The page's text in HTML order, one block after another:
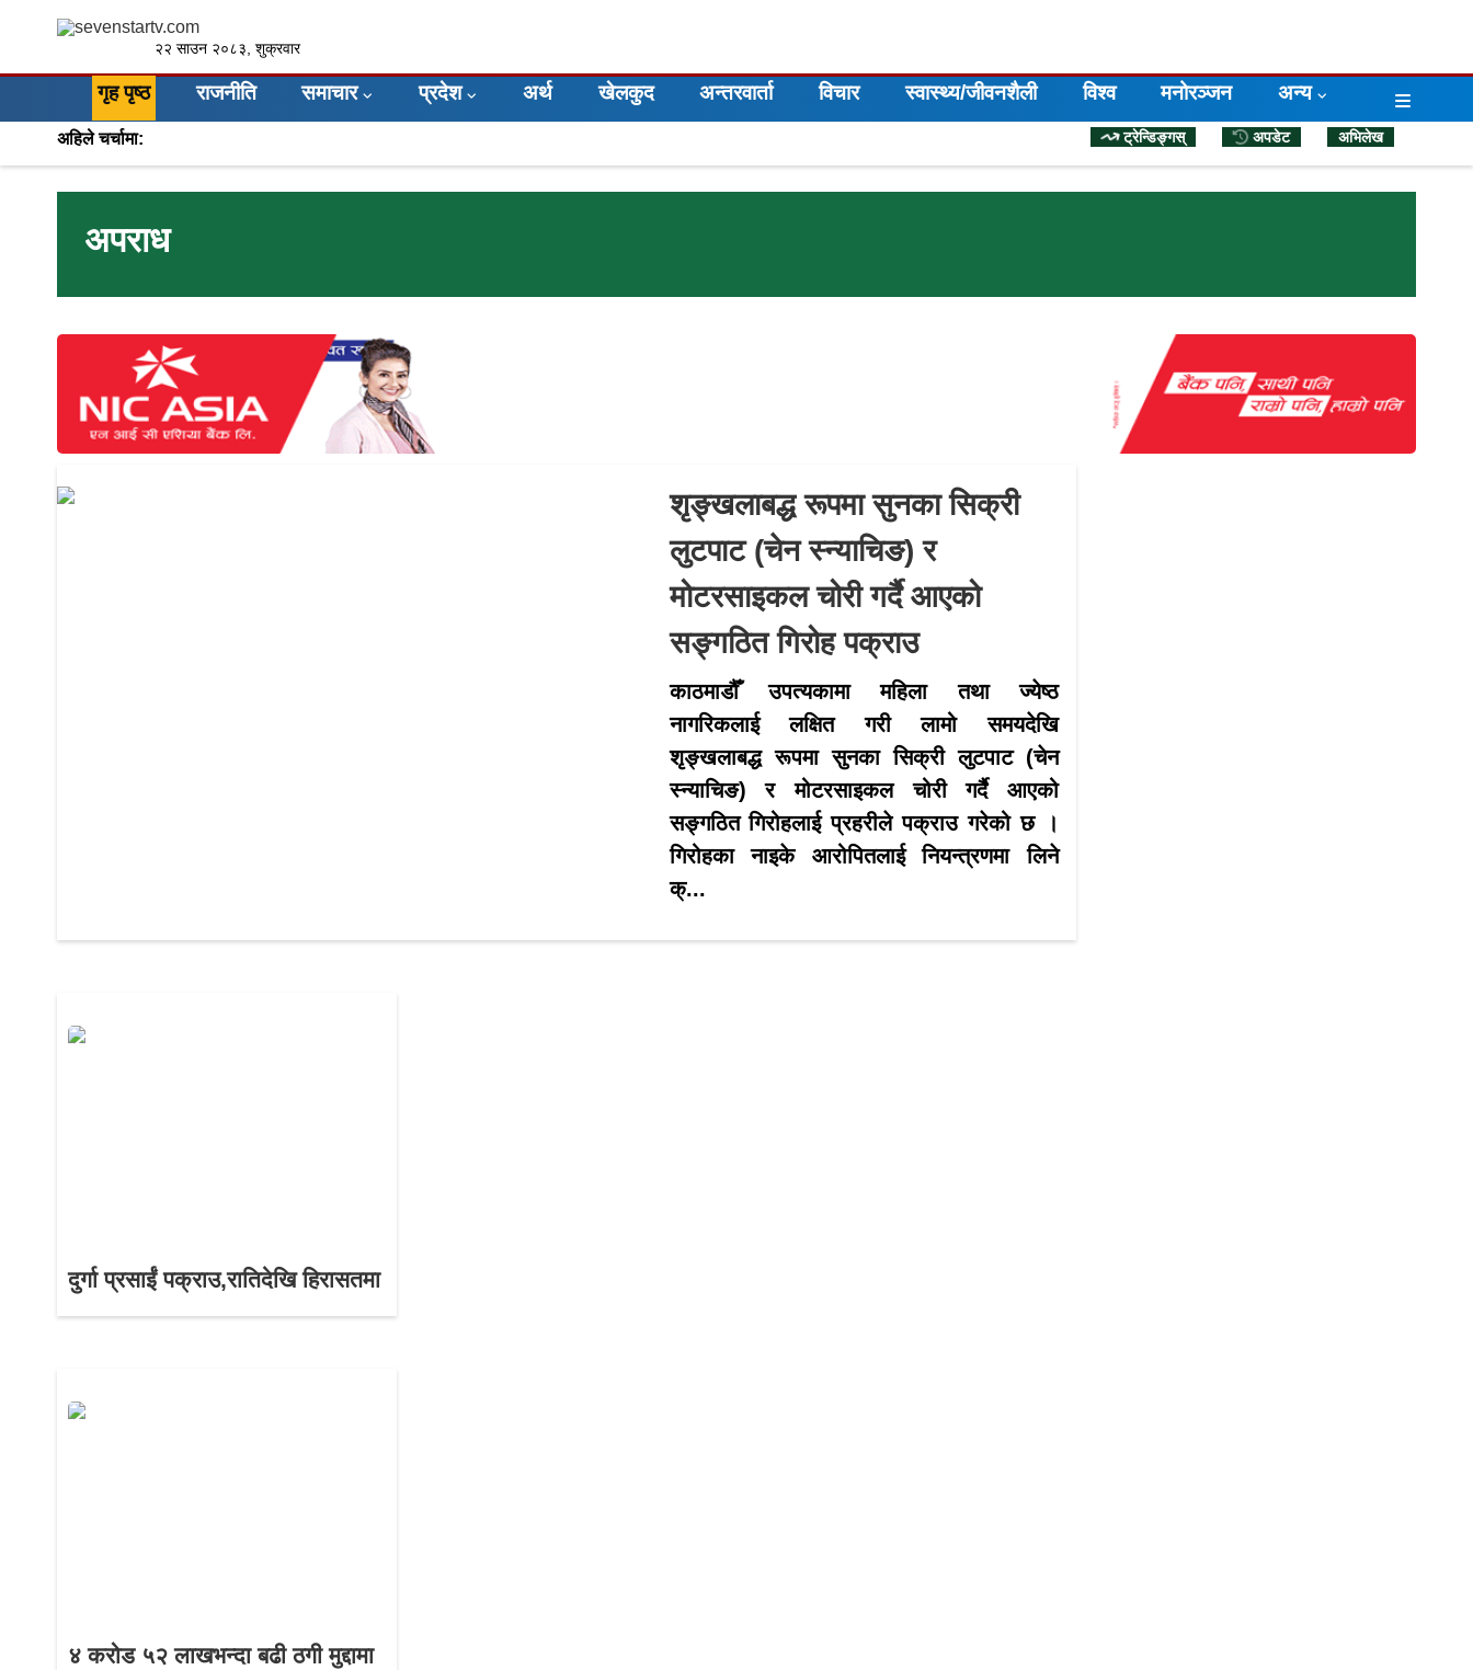
२२ साउन २०८३, शुक्रवार
गृह पृष्ठ राजनीति समाचार प्रदेश अर्थ खेलकुद अन्तरवार्ता विचार स्वास्थ्य/जीवनशैली विश्व मनोरञ्जन अन्य
अहिले चर्चामा: ट्रेन्डिङ्गस् अपडेट अभिलेख
अपराध
शृङ्खलाबद्ध रूपमा सुनका सिक्री
लुटपाट (चेन स्न्याचिङ) र
मोटरसाइकल चोरी गर्दै आएको
सङ्गठित गिरोह पक्राउ
काठमाडौँ उपत्यकामा महिला तथा ज्येष्ठ
नागरिकलाई लक्षित गरी लामो समयदेखि
शृङ्खलाबद्ध रूपमा सुनका सिक्री लुटपाट (चेन
स्न्याचिङ) र मोटरसाइकल चोरी गर्दै आएको
सङ्गठित गिरोहलाई प्रहरीले पक्राउ गरेको छ ।
गिरोहका नाइके आरोपितलाई नियन्त्रणमा लिने
क्...
दुर्गा प्रसाईं पक्राउ,रातिदेखि हिरासतमा
४ करोड ५२ लाखभन्दा बढी ठगी मुद्दामा